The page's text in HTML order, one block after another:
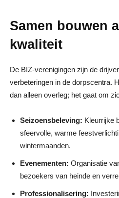
Samen bouwen
kwaliteit
De BIZ-verenigingen zijn de
verbeteringen in de dorpscentra.
dan alleen overleg; het gaat om
Seizoensbeleving: Kleurrijke
sfeervolle, warme
wintermaanden.
Evenementen: Organisatie
bezoekers van heinde en
Professionalisering: